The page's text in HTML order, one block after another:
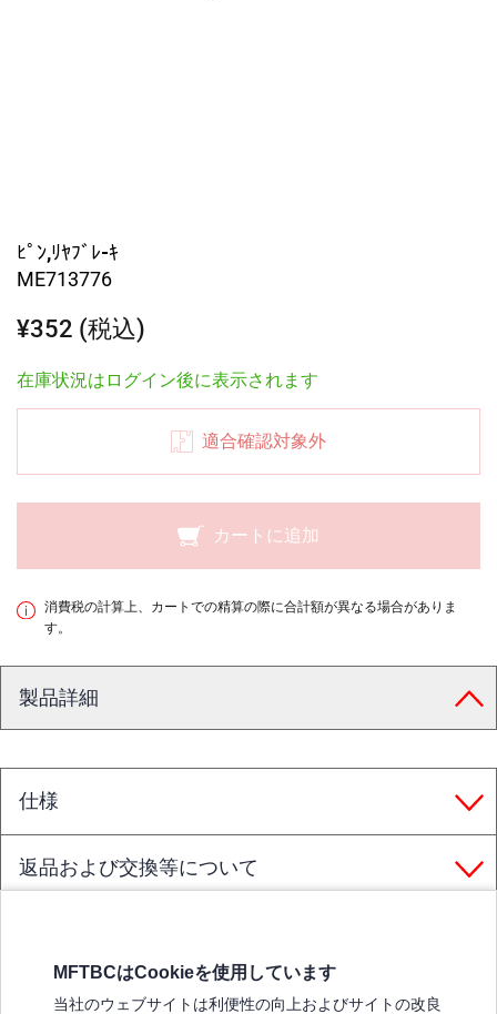
ﾋﾟﾝ,ﾘﾔﾌﾞﾚ-ｷ
ME713776
¥352 (税込)
在庫状況はログイン後に表示されます
適合確認対象外
カートに追加
消費税の計算上、カートでの精算の際に合計額が異なる場合がありま
す。
製品詳細
仕様
返品および交換等について
MFTBCはCookieを使用しています
当社のウェブサイトは利便性の向上およびサイトの改良